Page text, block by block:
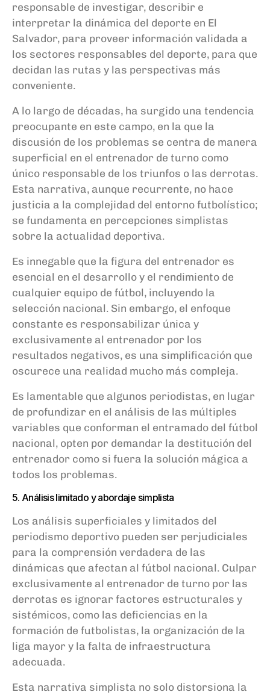
responsable de investigar, describir e
interpretar la dinámica del deporte en El
Salvador, para proveer información validada a
los sectores responsables del deporte, para que
decidan las rutas y las perspectivas más
conveniente.
A lo largo de décadas, ha surgido una tendencia
preocupante en este campo, en la que la
discusión de los problemas se centra de manera
superficial en el entrenador de turno como
único responsable de los triunfos o las derrotas.
Esta narrativa, aunque recurrente, no hace
justicia a la complejidad del entorno futbolístico;
se fundamenta en percepciones simplistas
sobre la actualidad deportiva.
Es innegable que la figura del entrenador es
esencial en el desarrollo y el rendimiento de
cualquier equipo de fútbol, incluyendo la
selección nacional. Sin embargo, el enfoque
constante es responsabilizar única y
exclusivamente al entrenador por los
resultados negativos, es una simplificación que
oscurece una realidad mucho más compleja.
Es lamentable que algunos periodistas, en lugar
de profundizar en el análisis de las múltiples
variables que conforman el entramado del fútbol
nacional, opten por demandar la destitución del
entrenador como si fuera la solución mágica a
todos los problemas.
5. Análisis limitado y abordaje simplista
Los análisis superficiales y limitados del
periodismo deportivo pueden ser perjudiciales
para la comprensión verdadera de las
dinámicas que afectan al fútbol nacional. Culpar
exclusivamente al entrenador de turno por las
derrotas es ignorar factores estructurales y
sistémicos, como las deficiencias en la
formación de futbolistas, la organización de la
liga mayor y la falta de infraestructura
adecuada.
Esta narrativa simplista no solo distorsiona la